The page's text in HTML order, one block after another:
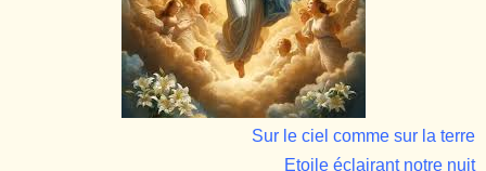
Sur le ciel comme sur la terre
Etoile éclairant notre nuit